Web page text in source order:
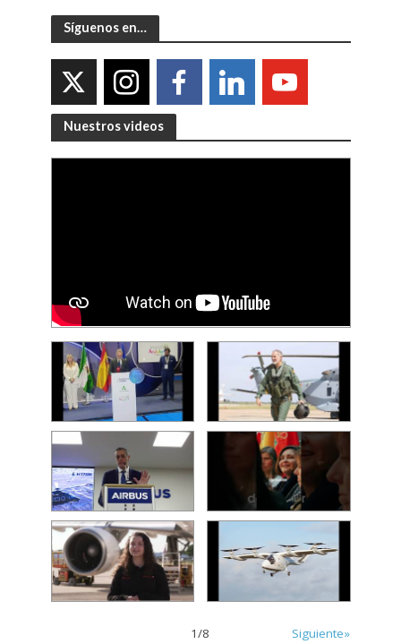
Síguenos en…
Nuestros videos
1/8
Siguiente»